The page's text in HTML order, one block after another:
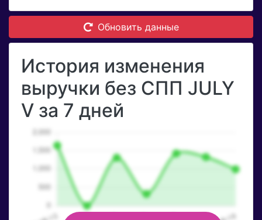
Обновить данные
История изменения
выручки без СПП JULY
V за 7 дней